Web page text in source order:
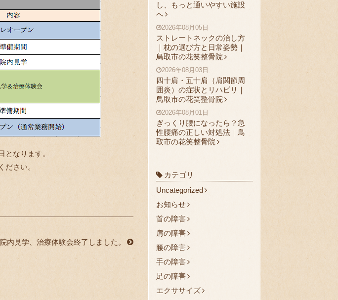
なります。
さい。
院内見学、治療体験会終了しました。
し、もっと通いやすい施設
へ
2026年08月05日
ストレートネックの治し方
｜枕の選び方と日常姿勢｜
鳥取市の花笑整骨院
2026年08月03日
四十肩・五十肩（肩関節周
囲炎）の症状とリハビリ｜
鳥取市の花笑整骨院
2026年08月01日
ぎっくり腰になったら？急
性腰痛の正しい対処法｜鳥
取市の花笑整骨院
カテゴリ
Uncategorized
お知らせ
首の障害
肩の障害
腰の障害
手の障害
足の障害
エクササイズ